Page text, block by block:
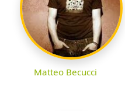
Matteo Becucci